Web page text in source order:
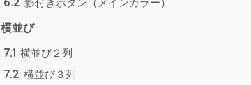
影付きボタン（メインカラー）
横並び
7.1 横並び２列
7.2 横並び３列